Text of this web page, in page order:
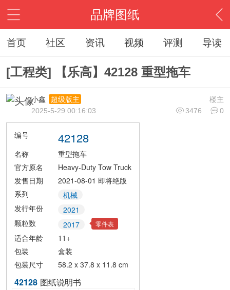
品牌图纸
首页 社区 资讯 视频 评测 导读
[工程类] 【乐高】42128 重型拖车
楼主
小鑫
超级版主
3476
0
2025-5-29 00:16:03
编号 42128
名称
重型拖车
官方原名
Heavy-Duty Tow Truck
发售日期
2021-08-01 即将绝版
系列
机械
发行年份
2021
颗粒数
2017 零件表
适合年龄
11+
包装
盒装
包装尺寸
58.2 x 37.8 x 11.8 cm
42128 图纸说明书